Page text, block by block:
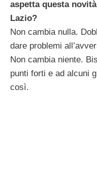
aspetta questa
Lazio?
Non cambia nulla.
dare problemi
Non cambia niente.
punti forti e ad alcuni
così.